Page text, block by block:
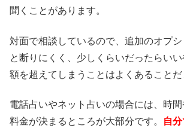
聞くことがあります。
対面で相談しているので、追加のオプ
と断りにくく、少しくらいだったらい
額を超えてしまうことはよくあることだ
電話占いやネット占いの場合には、時間
料金が決まるところが大部分です。
自